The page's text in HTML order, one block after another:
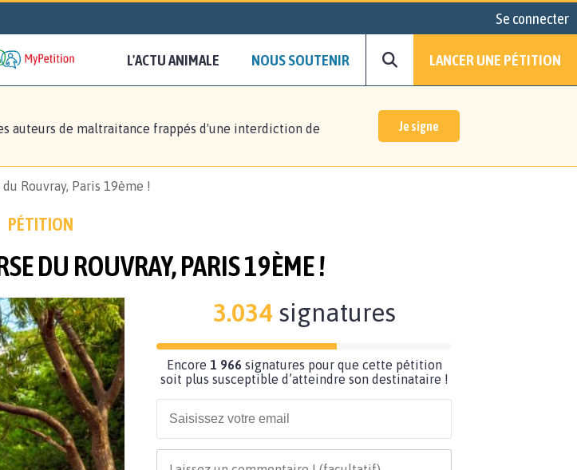
Se connecter
L'ACTU ANIMALE NOUS SOUTENIR LANCER UNE PÉTITION
auteurs de maltraitance frappés d'une interdiction de
Je signe
Rouvray, Paris 19ème !
PÉTITION
DU ROUVRAY, PARIS 19ÈME !
3.034signatures
Encore 1 966 signatures pour que cette pétition
soit plus susceptible d’atteindre son destinataire !